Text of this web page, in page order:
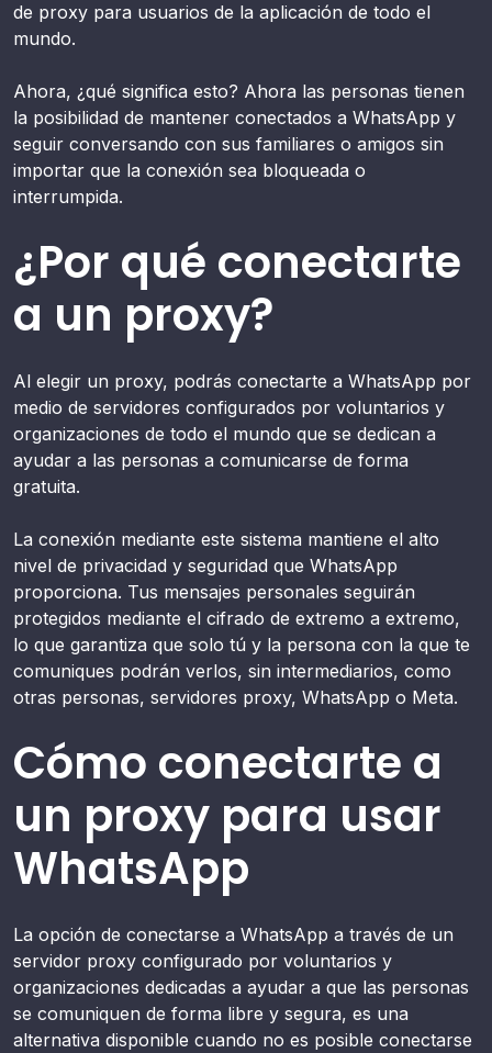
de proxy para usuarios de la aplicación de todo el
mundo.
Ahora, ¿qué significa esto? Ahora las personas tienen
la posibilidad de mantener conectados a WhatsApp y
seguir conversando con sus familiares o amigos sin
importar que la conexión sea bloqueada o
interrumpida.
¿Por qué conectarte
a un proxy?
Al elegir un proxy, podrás conectarte a WhatsApp por
medio de servidores configurados por voluntarios y
organizaciones de todo el mundo que se dedican a
ayudar a las personas a comunicarse de forma
gratuita.
La conexión mediante este sistema mantiene el alto
nivel de privacidad y seguridad que WhatsApp
proporciona. Tus mensajes personales seguirán
protegidos mediante el cifrado de extremo a extremo,
lo que garantiza que solo tú y la persona con la que te
comuniques podrán verlos, sin intermediarios, como
otras personas, servidores proxy, WhatsApp o Meta.
Cómo conectarte a
un proxy para usar
WhatsApp
La opción de conectarse a WhatsApp a través de un
servidor proxy configurado por voluntarios y
organizaciones dedicadas a ayudar a que las personas
se comuniquen de forma libre y segura, es una
alternativa disponible cuando no es posible conectarse